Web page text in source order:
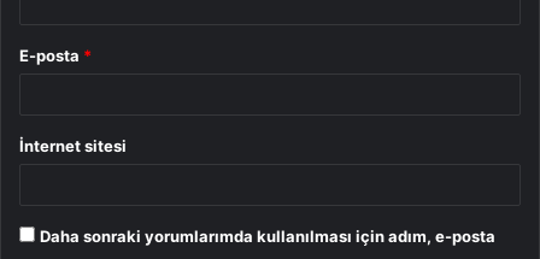
E-posta *
İnternet sitesi
Daha sonraki yorumlarımda kullanılması için adım, e-posta